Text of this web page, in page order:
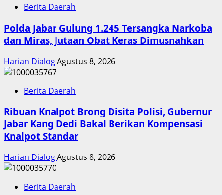
Berita Daerah
Polda Jabar Gulung 1.245 Tersangka Narkoba
dan Miras, Jutaan Obat Keras Dimusnahkan
Harian DialogAgustus 8, 2026
Berita Daerah
Ribuan Knalpot Brong Disita Polisi, Gubernur
Jabar Kang Dedi Bakal Berikan Kompensasi
Knalpot Standar
Harian DialogAgustus 8, 2026
Berita Daerah